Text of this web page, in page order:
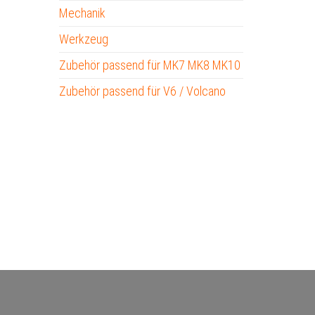
Mechanik
Werkzeug
Zubehör passend für MK7 MK8 MK10
Zubehör passend für V6 / Volcano